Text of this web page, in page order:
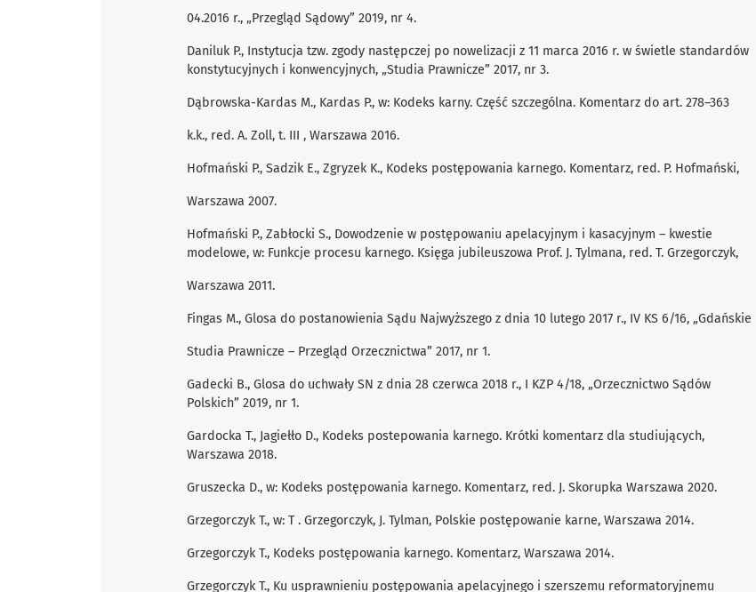
04.2016 r., „Przegląd Sądowy” 2019, nr 4.
Daniluk P., Instytucja tzw. zgody następczej po nowelizacji z 11 marca 2016 r. w świetle standardów
konstytucyjnych i konwencyjnych, „Studia Prawnicze” 2017, nr 3.
Dąbrowska-Kardas M., Kardas P., w: Kodeks karny. Część szczególna. Komentarz do art. 278–363
k.k., red. A. Zoll, t. III , Warszawa 2016.
Hofmański P., Sadzik E., Zgryzek K., Kodeks postępowania karnego. Komentarz, red. P. Hofmański,
Warszawa 2007.
Hofmański P., Zabłocki S., Dowodzenie w postępowaniu apelacyjnym i kasacyjnym – kwestie
modelowe, w: Funkcje procesu karnego. Księga jubileuszowa Prof. J. Tylmana, red. T. Grzegorczyk,
Warszawa 2011.
Fingas M., Glosa do postanowienia Sądu Najwyższego z dnia 10 lutego 2017 r., IV KS 6/16, „Gdańskie
Studia Prawnicze – Przegląd Orzecznictwa” 2017, nr 1.
Gadecki B., Glosa do uchwały SN z dnia 28 czerwca 2018 r., I KZP 4/18, „Orzecznictwo Sądów
Polskich” 2019, nr 1.
Gardocka T., Jagiełło D., Kodeks postepowania karnego. Krótki komentarz dla studiujących,
Warszawa 2018.
Gruszecka D., w: Kodeks postępowania karnego. Komentarz, red. J. Skorupka Warszawa 2020.
Grzegorczyk T., w: T . Grzegorczyk, J. Tylman, Polskie postępowanie karne, Warszawa 2014.
Grzegorczyk T., Kodeks postępowania karnego. Komentarz, Warszawa 2014.
Grzegorczyk T., Ku usprawnieniu postępowania apelacyjnego i szerszemu reformatoryjnemu